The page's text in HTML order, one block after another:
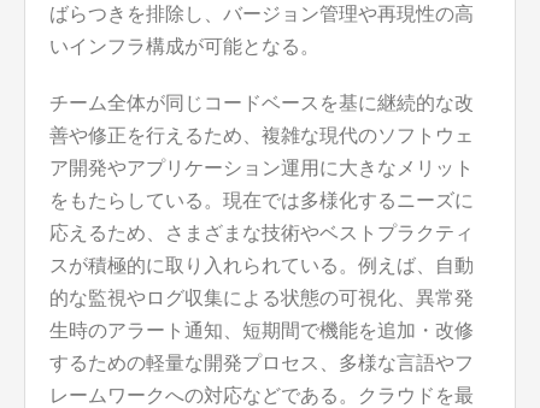
ばらつきを排除し、バージョン管理や再現性の高
いインフラ構成が可能となる。
チーム全体が同じコードベースを基に継続的な改
善や修正を行えるため、複雑な現代のソフトウェ
ア開発やアプリケーション運用に大きなメリット
をもたらしている。現在では多様化するニーズに
応えるため、さまざまな技術やベストプラクティ
スが積極的に取り入れられている。例えば、自動
的な監視やログ収集による状態の可視化、異常発
生時のアラート通知、短期間で機能を追加・改修
するための軽量な開発プロセス、多様な言語やフ
レームワークへの対応などである。クラウドを最